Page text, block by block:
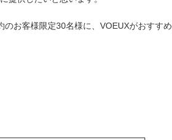
お客様限定30名様に、VOEUXがおすす